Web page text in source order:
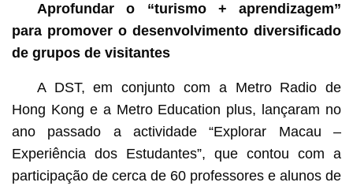
Aprofundar o “turismo + aprendizagem”
para promover o desenvolvimento diversificado
de grupos de visitantes
A DST, em conjunto com a Metro Radio de
Hong Kong e a Metro Education plus, lançaram no
ano passado a actividade “Explorar Macau –
Experiência dos Estudantes”, que contou com a
participação de cerca de 60 professores e alunos de